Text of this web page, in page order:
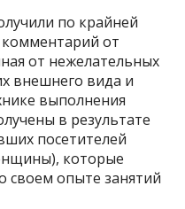
по крайней
от
от нежелательных
внешнего вида и
выполнения
в результате
посетителей
которые
своем опыте занятий